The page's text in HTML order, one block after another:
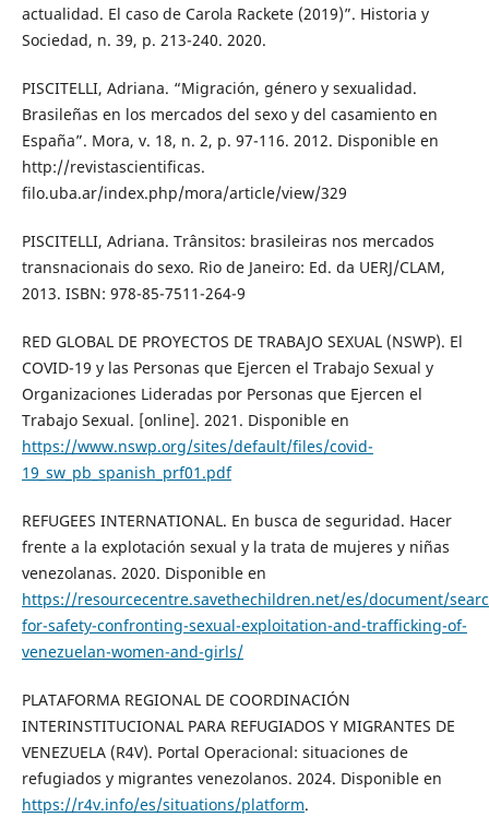
actualidad. El caso de Carola Rackete (2019)”. Historia y
Sociedad, n. 39, p. 213-240. 2020.
PISCITELLI, Adriana. “Migración, género y sexualidad.
Brasileñas en los mercados del sexo y del casamiento en
España”. Mora, v. 18, n. 2, p. 97-116. 2012. Disponible en
http://revistascientificas.
filo.uba.ar/index.php/mora/article/view/329
PISCITELLI, Adriana. Trânsitos: brasileiras nos mercados
transnacionais do sexo. Rio de Janeiro: Ed. da UERJ/CLAM,
2013. ISBN: 978-85-7511-264-9
RED GLOBAL DE PROYECTOS DE TRABAJO SEXUAL (NSWP). El
COVID-19 y las Personas que Ejercen el Trabajo Sexual y
Organizaciones Lideradas por Personas que Ejercen el
Trabajo Sexual. [online]. 2021. Disponible en
https://www.nswp.org/sites/default/files/covid-
19_sw_pb_spanish_prf01.pdf
REFUGEES INTERNATIONAL. En busca de seguridad. Hacer
frente a la explotación sexual y la trata de mujeres y niñas
venezolanas. 2020. Disponible en
https://resourcecentre.savethechildren.net/es/document/
for-safety-confronting-sexual-exploitation-and-trafficking-of-
venezuelan-women-and-girls/
PLATAFORMA REGIONAL DE COORDINACIÓN
INTERINSTITUCIONAL PARA REFUGIADOS Y MIGRANTES DE
VENEZUELA (R4V). Portal Operacional: situaciones de
refugiados y migrantes venezolanos. 2024. Disponible en
https://r4v.info/es/situations/platform.